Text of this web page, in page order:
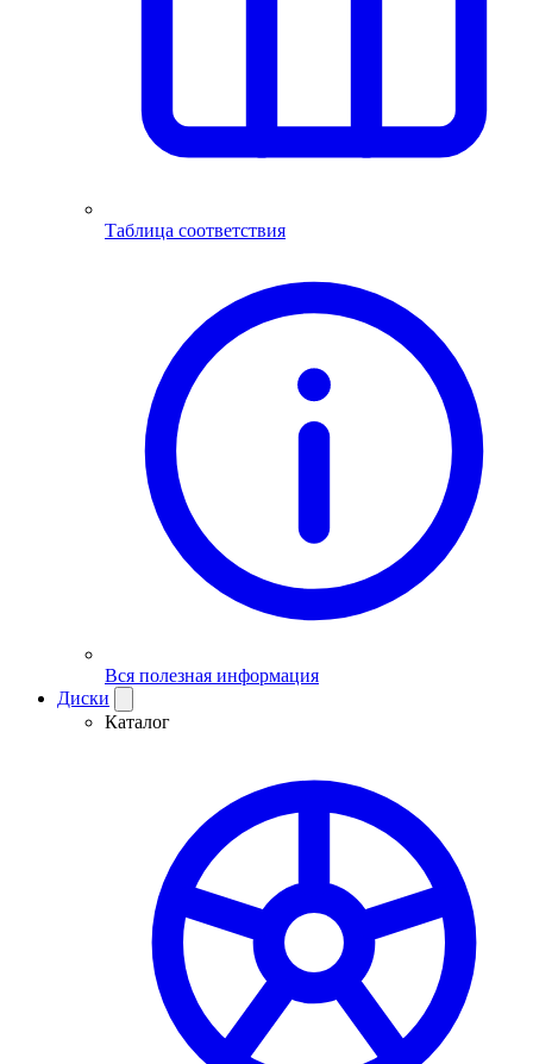
Таблица соответствия
Вся полезная информация
Диски
Каталог